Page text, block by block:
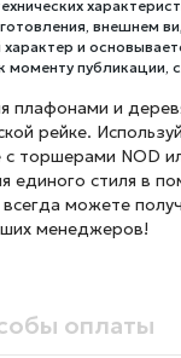
внешнем
и
моменту публикации,
плафонами и
рейке.
с торшерами NOD
единого стиля в
можете
менеджеров!
оплаты